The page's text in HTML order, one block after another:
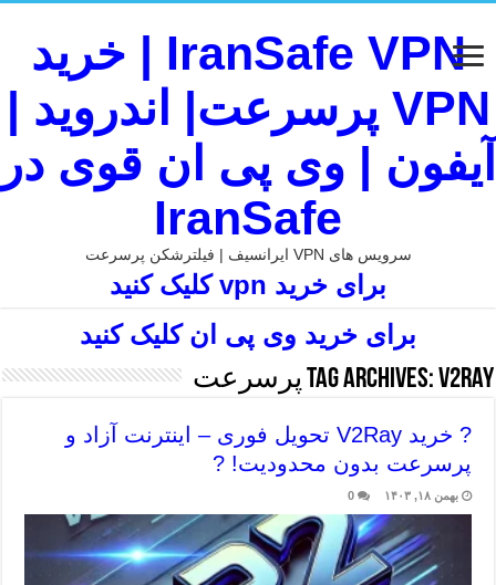
IranSafe VPN | خرید
VPN پرسرعت| اندروید |
آیفون | وی پی ان قوی در
IranSafe
سرویس های VPN ایرانسیف | فیلترشکن پرسرعت
برای خرید vpn کلیک کنید
برای خرید وی پی ان کلیک کنید
Tag Archives:V2Ray پرسرعت
? خرید V2Ray تحویل فوری – اینترنت آزاد و
پرسرعت بدون محدودیت! ?
بهمن ۱۸, ۱۴۰۳ 0